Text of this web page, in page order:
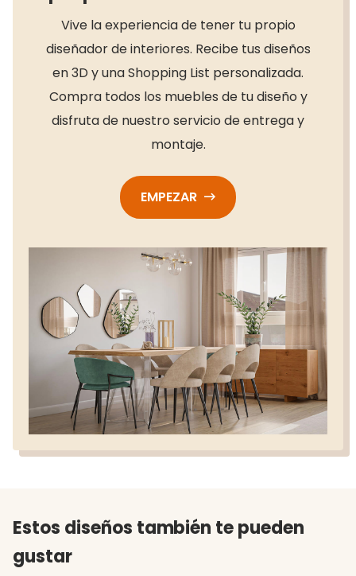
Vive la experiencia de tener tu propio
diseñador de interiores. Recibe tus diseños
en 3D y una Shopping List personalizada.
Compra todos los muebles de tu diseño y
disfruta de nuestro servicio de entrega y
montaje.
EMPEZAR
Estos diseños también te pueden
gustar